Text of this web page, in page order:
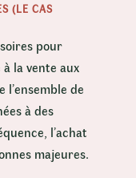
(LE CAS
pour
la vente aux
l’ensemble de
à des
l’achat
majeures.